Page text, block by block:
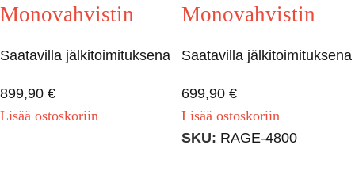
Monovahvistin
Saatavilla jälkitoimituksena
899,90 €
Lisää ostoskoriin
Monovahvistin
Saatavilla jälkitoimituksena
699,90 €
Lisää ostoskoriin
SKU: RAGE-4800